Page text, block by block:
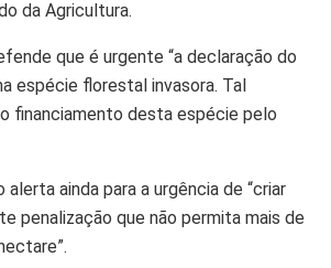
da Agricultura.
que é urgente “a declaração do
espécie florestal invasora. Tal
financiamento desta espécie pelo
ainda para a urgência de “criar
penalização que não permita mais de